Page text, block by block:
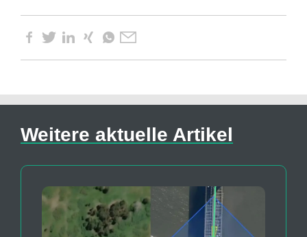
Weitere aktuelle Artikel